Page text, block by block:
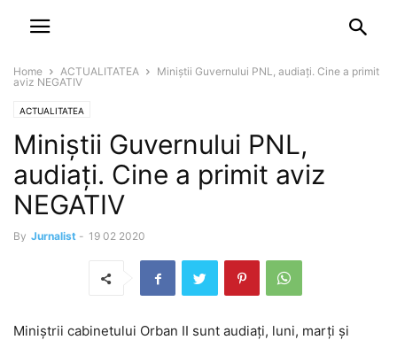
Home ACTUALITATEA
Miniștii Guvernului PNL, audiați. Cine a primit
aviz NEGATIV
ACTUALITATEA
Miniștii Guvernului PNL,
audiați. Cine a primit aviz
NEGATIV
By Jurnalist - 19 02 2020
Miniștrii cabinetului Orban II sunt audiați, luni, marți și